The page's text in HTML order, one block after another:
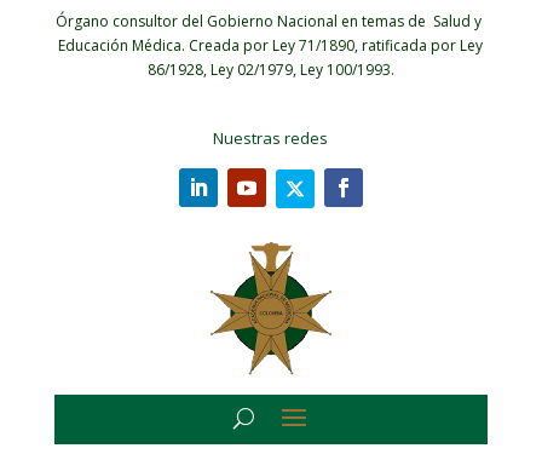
Órgano consultor del Gobierno Nacional en temas de Salud y
Educación Médica. Creada por Ley 71/1890, ratificada por Ley
86/1928, Ley 02/1979, Ley 100/1993.
Nuestras redes